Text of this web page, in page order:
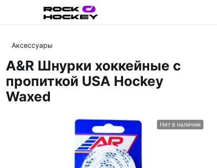
Аксессуары
A&R Шнурки хоккейные с
пропиткой USA Hockey
Waxed
Нет в наличии